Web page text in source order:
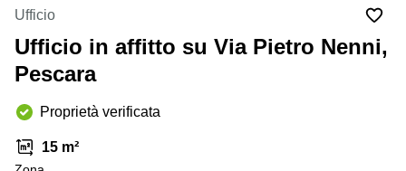
Brescia
Pescara
Verona
Catania
Bologna
Bergamo
affitto a
Pescara
Coworking
Lombardy
Business
Toscana
Ufficio
Ufficio in affitto su Via Pietro Nenni,
Pescara
Proprietà verificata
15 m²